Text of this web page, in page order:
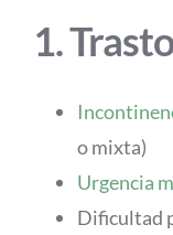
1.
o mixta)
Urgencia
Dificultad